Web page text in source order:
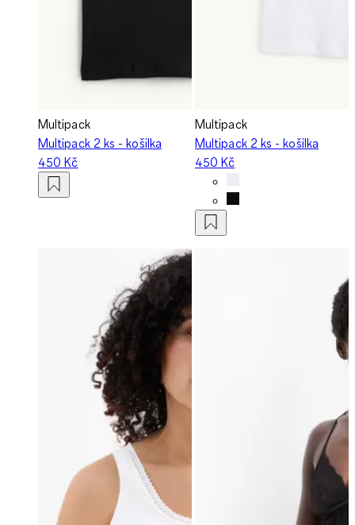
Multipack
Multipack 2 ks - košilka
450 Kč
Multipack
Multipack 2 ks - košilka
450 Kč